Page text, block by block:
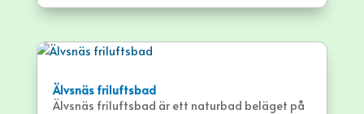
Älvsnäs friluftsbad
Älvsnäs friluftsbad är ett naturbad beläget på